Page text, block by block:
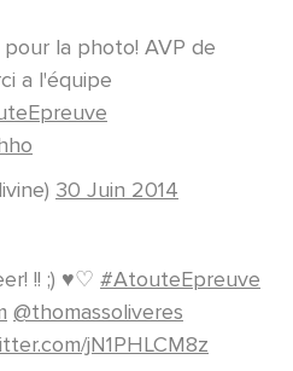
pour la photo! AVP de
a l'équipe
30 Juin 2014
!! ;) ♥♡ #AtouteEpreuve
@thomassoliveres
jN1PHLCM8z